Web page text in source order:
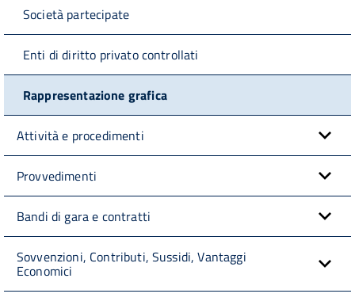
Società partecipate
Enti di diritto privato controllati
Rappresentazione grafica
Attività e procedimenti
Provvedimenti
Bandi di gara e contratti
Sovvenzioni, Contributi, Sussidi, Vantaggi
Economici